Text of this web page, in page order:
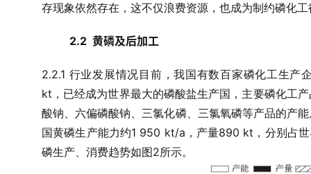
存现象依然存在，这不仅浪费资源，也成为制约磷化
2.2  黄磷及后加工
2.2.1 行业发展情况 目前，我国有数百家磷化工生产
kt ，已经成为世界最大的磷酸盐生产国，主要磷化工
酸钠、六偏磷酸钠、三氯化磷、三氯氧磷等产品的产
国黄磷生产能力约1 950 kt/a ，产量890 kt ，分别占
磷生产、消费趋势如图 2所示。